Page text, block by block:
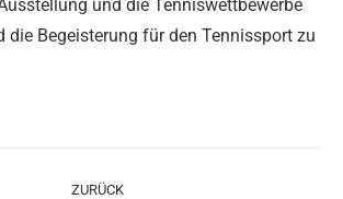
und die Tenniswettbewerbe
die Begeisterung für den Tennissport zu
ZURÜCK